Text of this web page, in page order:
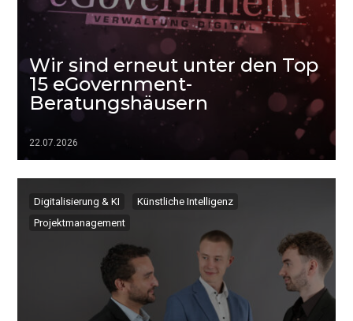
Wir sind erneut unter den Top
15 eGovernment-
Beratungshäusern
22.07.2026
Digitalisierung & KI
Künstliche Intelligenz
Projektmanagement